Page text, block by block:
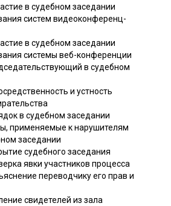
в судебном заседании
систем видеоконференц-
в судебном заседании
системы веб-конференции
в судебном
и устность
в судебном заседании
применяемые к нарушителям
заседании
судебного заседания
явки участников процесса
переводчику его прав и
свидетелей из зала